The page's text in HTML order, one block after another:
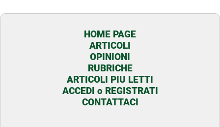
HOME PAGE
ARTICOLI
OPINIONI
RUBRICHE
ARTICOLI PIU LETTI
ACCEDI o REGISTRATI
CONTATTACI